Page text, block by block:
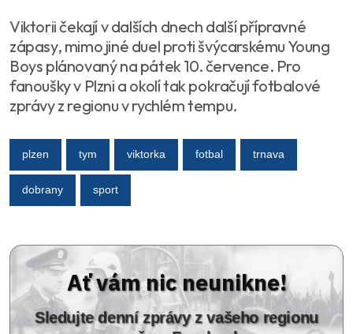
Viktorii čekají v dalších dnech další přípravné
zápasy, mimo jiné duel proti švýcarskému Young
Boys plánovaný na pátek 10. července. Pro
fanoušky v Plzni a okolí tak pokračují fotbalové
zprávy z regionu v rychlém tempu.
plzen tym viktorka fotbal trnava
dobrany sport
Ať vám nic neunikne!
Sledujte denní zprávy z vašeho regionu